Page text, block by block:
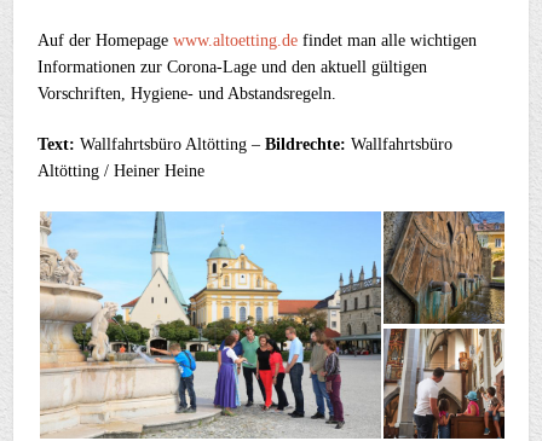
Auf der Homepagewww.altoetting.de findet man alle wichtigen
Informationen zur Corona-Lage und den aktuell gültigen
Vorschriften, Hygiene- und Abstandsregeln.
Text: Wallfahrtsbüro Altötting –Bildrechte: Wallfahrtsbüro
Altötting / Heiner Heine